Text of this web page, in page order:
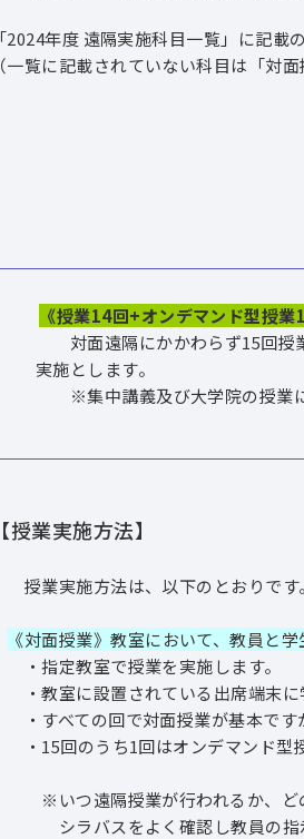
「2024年度 遠隔実施科目一覧」に記載
（一覧に記載されていない科目は「対面
《授業14回+オンデマンド型授業1
対面遠隔にかかわらず15回授
実施とします。
※集中講義及び大学院の授業に
【授業実施方法】
授業実施方法は、以下のとおりです。
《対面授業》教室において、教員と
・指定教室で授業を実施します。
・教室に設置されている出席端末に
・すべての回で対面授業が基本です
・15回のうち1回はオンデマンド型授
※いつ遠隔授業が行われるか、どの
シラバスをよく確認し教員の指示